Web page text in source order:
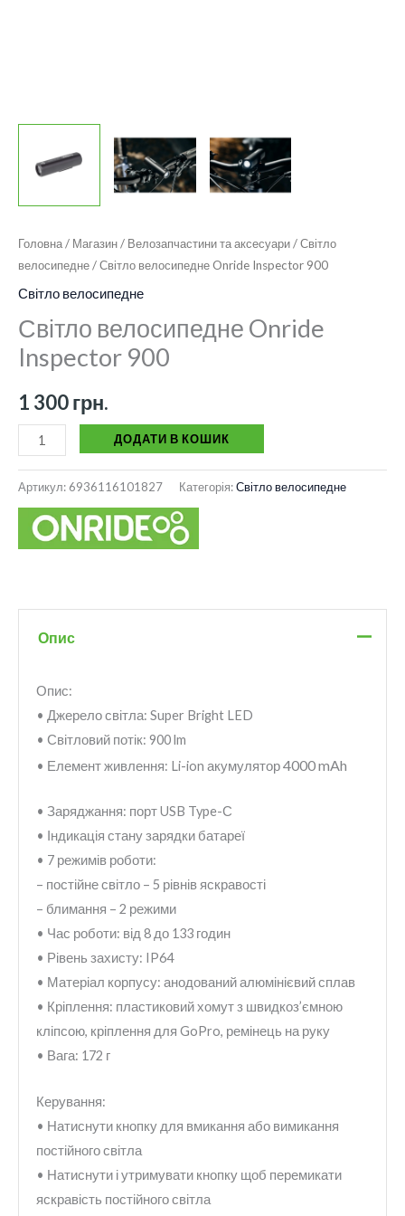
Головна/ Магазин/ Велозапчастини та аксесуари/Світло
велосипедне/ Світло велосипедне Onride Inspector 900
Світло велосипедне
Світло велосипедне Onride
Inspector 900
1 300грн.
ДОДАТИ В КОШИК
Артикул: 6936116101827 Категорія:Світло велосипедне
Опис
Опис:
• Джерело світла: Super Bright LED
• Світловий потік: 900 lm
• Елемент живлення: Li-ion акумулятор4000 mAh
• Заряджання: порт USB Type-С
• Індикація стану зарядки батареї
• 7 режимів роботи:
– постійне світло – 5 рівнів яскравості
– блимання – 2 режими
• Час роботи: від 8 до 133 годин
• Рівень захисту: IP64
• Матеріал корпусу: анодований алюмінієвий сплав
• Кріплення: пластиковий хомут з швидкоз’ємною
кліпсою, кріплення для GoPro, ремінець на руку
• Вага: 172 г
Керування:
• Натиснути кнопку для вмикання або вимикання
постійного світла
• Натиснути і утримувати кнопку щоб перемикати
яскравість постійного світла